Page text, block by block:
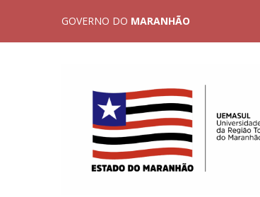
GOVERNO DO MARANHÃO